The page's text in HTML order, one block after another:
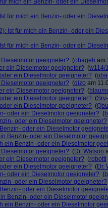
mich ein Benzin- oder ein
für mich ein Benzin- oder ein
Ist für mich ein Benzin- oder ein
für mich ein Benzin- oder ein
geeigneter? (obageh am
ein Dieselmotor geeigneter? (w114/
ein Dieselmotor geeigneter? (
geeigneter? (dizo am
ein Dieselmotor geeigneter? (
ein Dieselmotor geeigneter? (
ein Dieselmotor geeigneter? (
oder ein Dieselmotor geeigneter? (
oder ein Dieselmotor geeigneter?
oder ein Dieselmotor
Benzin- oder ein Dieselmotor
ein Benzin- oder ein Dieselmotor
geeigneter? (Dr. Watson
ein Dieselmotor geeigneter? (robotti
ein Dieselmotor geeigneter? (Dr.
oder ein Dieselmotor geeigneter? (
oder ein Dieselmotor geeigneter?
oder ein Dieselmotor
Benzin- oder ein Dieselmotor
ein Benzin- oder ein Dieselmotor